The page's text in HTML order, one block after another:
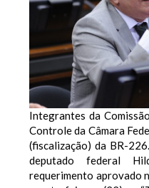
Integrantes da
Controle da Câmara
(fiscalização) da BR-
deputado federal
requerimento aprovado